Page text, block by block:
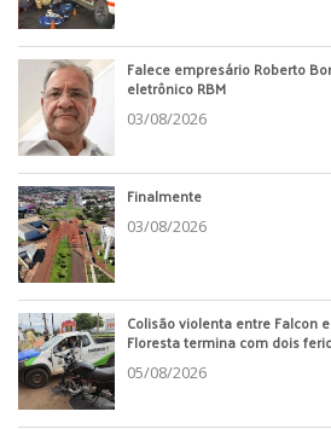
Falece empresário Roberto
eletrônico RBM
03/08/2026
Finalmente
03/08/2026
Colisão violenta entre Falcon
Floresta termina com dois
05/08/2026